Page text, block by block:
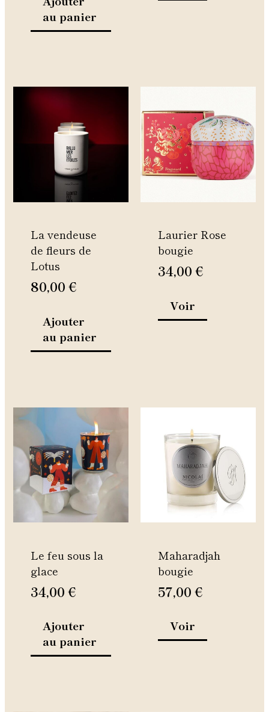
au panier
La vendeuse
de fleurs de
Lotus
80,00€
Ajouter
au panier
Laurier Rose
bougie
34,00 €
Voir
produit
a
plusieurs
variations.
Les
peuvent
choisies
Le feu sous la
glace
34,00€
Ajouter
au panier
Maharadjah
bougie
57,00 €
Voir
a
plusieurs
variations.
Les
options
peuvent
choisies